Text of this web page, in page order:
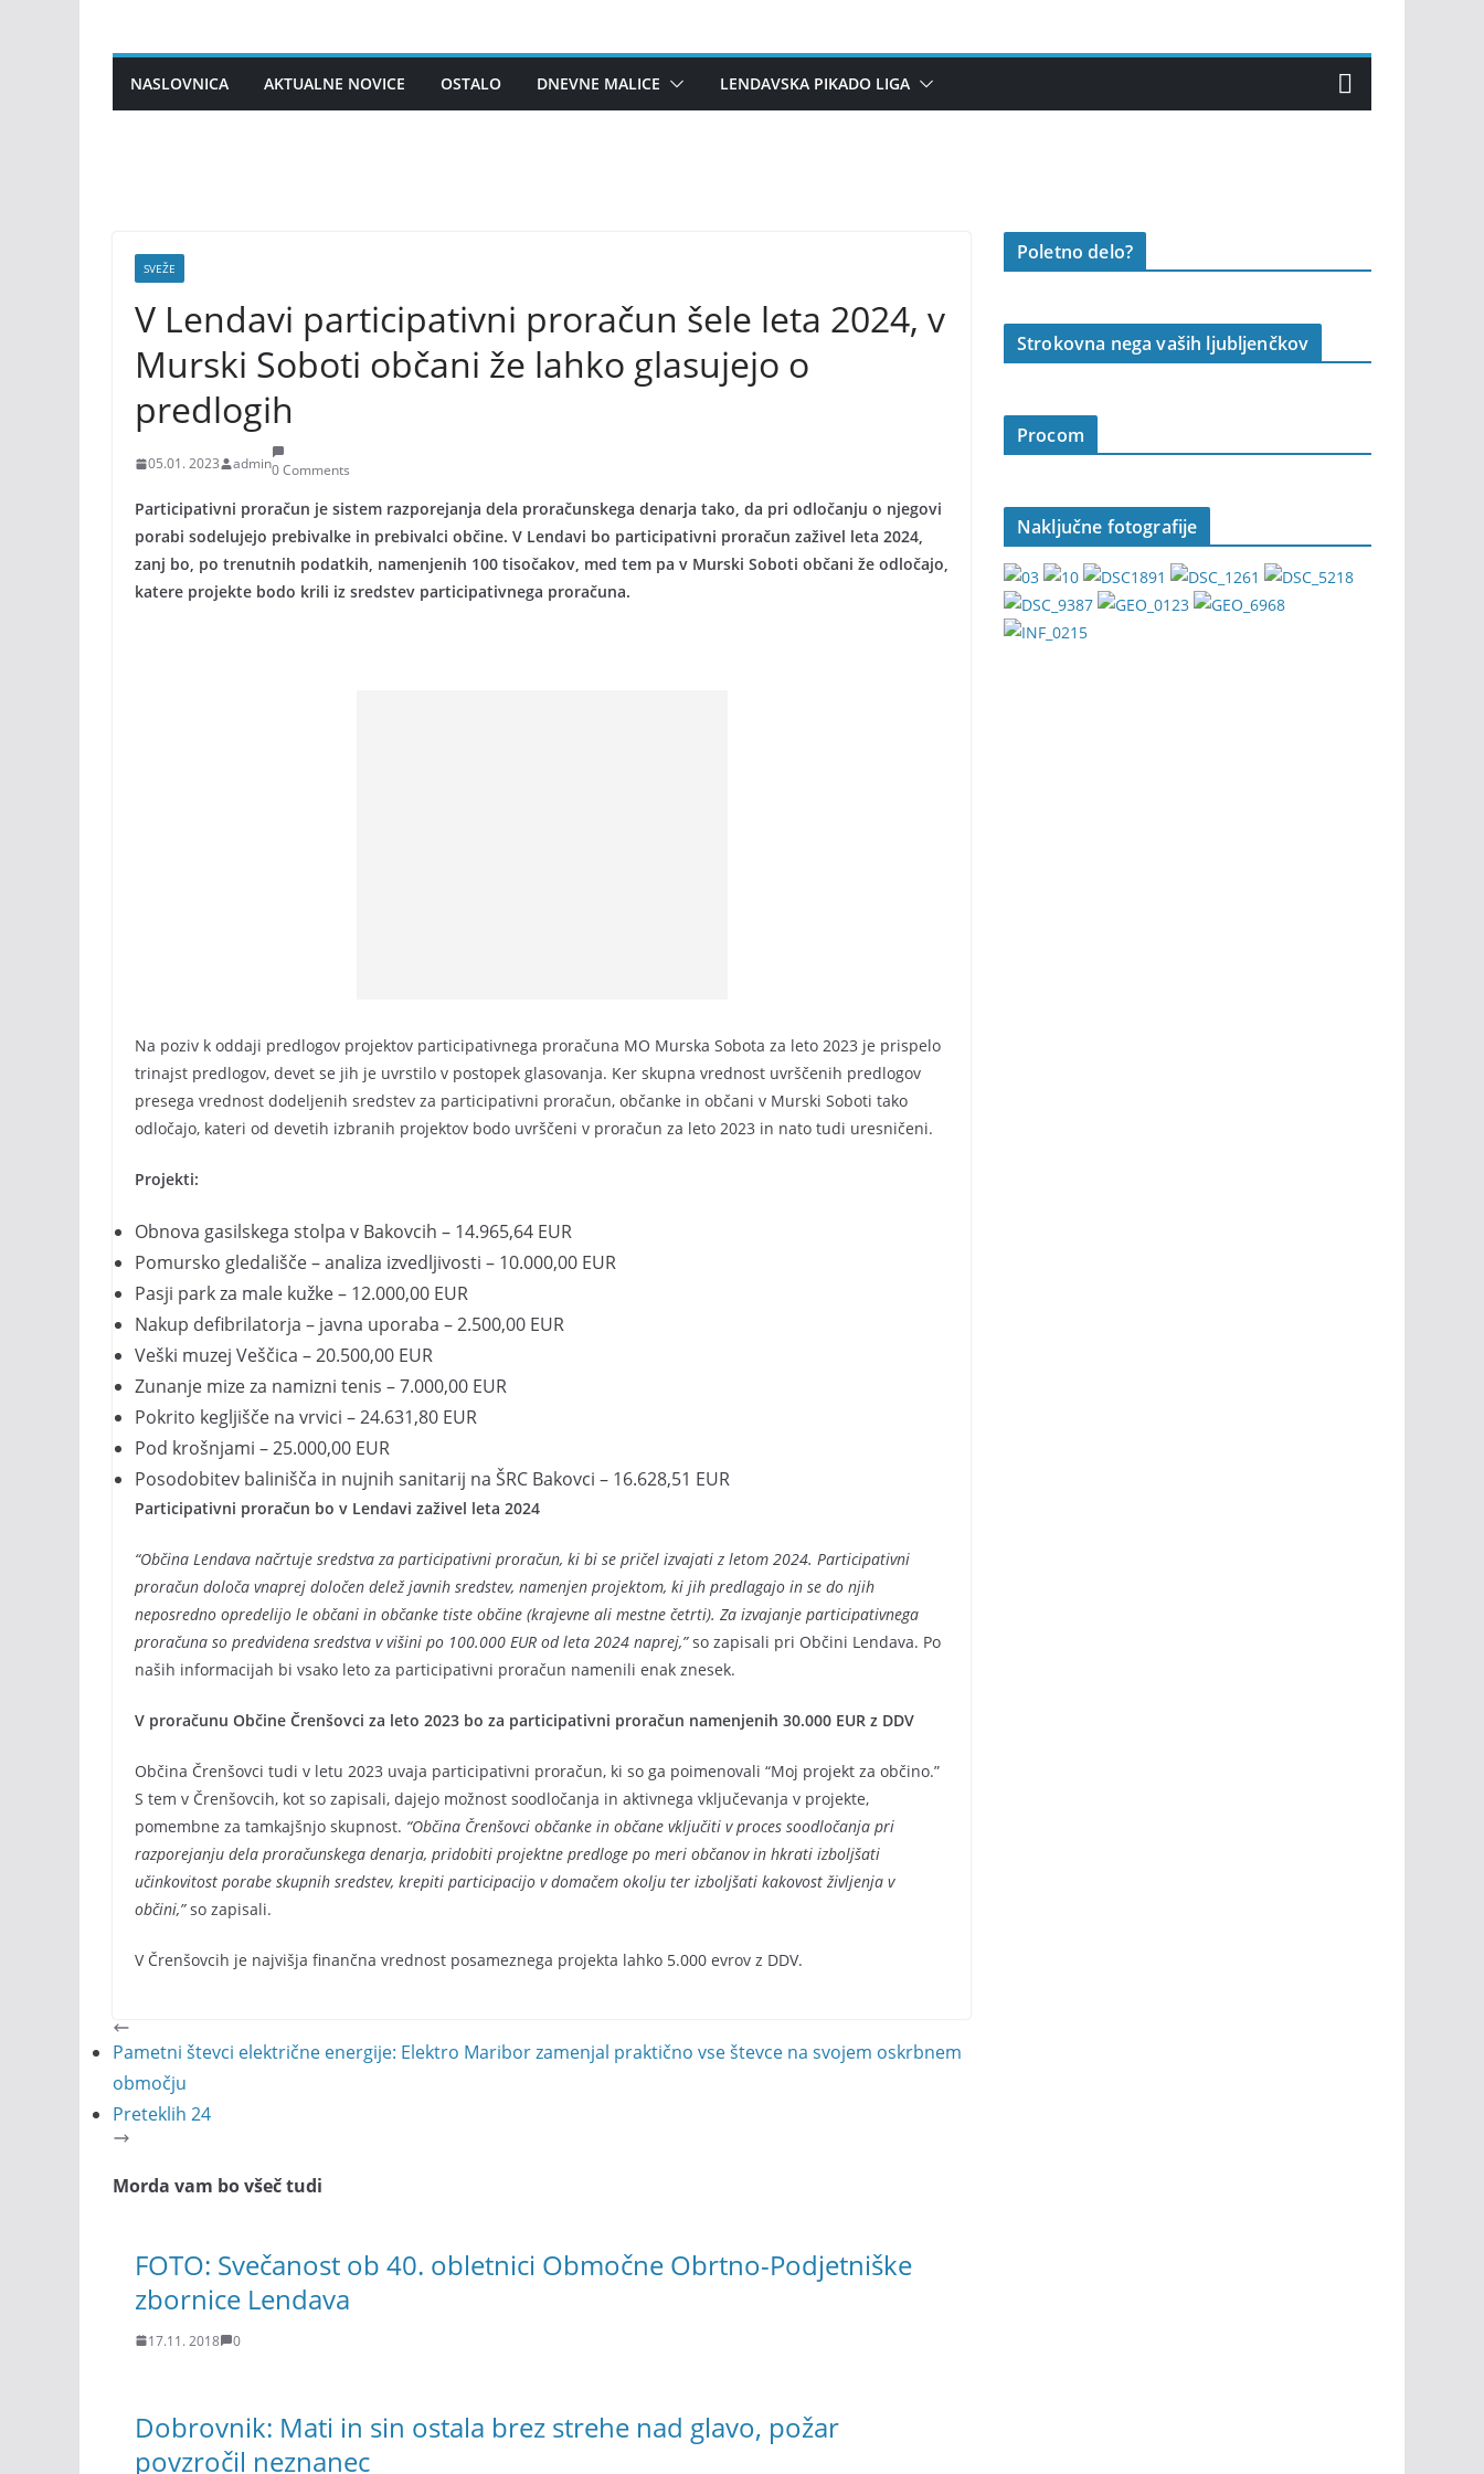
contentNASLOVNICA AKTUALNE NOVICE OSTALO DNEVNE MALICE LENDAVSKA PIKADO LIGA
SVEŽE
V Lendavi participativni proračun šele leta 2024, v
Murski Soboti občani že lahko glasujejo o
predlogih
05.01. 2023 admin0 Comments
Participativni proračun je sistem razporejanja dela proračunskega denarja tako, da pri odločanju o njegovi
porabi sodelujejo prebivalke in prebivalci občine. V Lendavi bo participativni proračun zaživel leta 2024,
zanj bo, po trenutnih podatkih, namenjenih 100 tisočakov, med tem pa v Murski Soboti občani že odločajo,
katere projekte bodo krili iz sredstev participativnega proračuna.
Na poziv k oddaji predlogov projektov participativnega proračuna MO Murska Sobota za leto 2023 je prispelo
trinajst predlogov, devet se jih je uvrstilo v postopek glasovanja. Ker skupna vrednost uvrščenih predlogov
presega vrednost dodeljenih sredstev za participativni proračun, občanke in občani v Murski Soboti tako
odločajo, kateri od devetih izbranih projektov bodo uvrščeni v proračun za leto 2023 in nato tudi uresničeni.
Projekti:
Obnova gasilskega stolpa v Bakovcih – 14.965,64 EUR
Pomursko gledališče – analiza izvedljivosti – 10.000,00 EUR
Pasji park za male kužke – 12.000,00 EUR
Nakup defibrilatorja – javna uporaba – 2.500,00 EUR
Veški muzej Veščica – 20.500,00 EUR
Zunanje mize za namizni tenis – 7.000,00 EUR
Pokrito kegljišče na vrvici – 24.631,80 EUR
Pod krošnjami – 25.000,00 EUR
Posodobitev balinišča in nujnih sanitarij na ŠRC Bakovci – 16.628,51 EUR
Participativni proračun bo v Lendavi zaživel leta 2024
“Občina Lendava načrtuje sredstva za participativni proračun, ki bi se pričel izvajati z letom 2024. Participativni
proračun določa vnaprej določen delež javnih sredstev, namenjen projektom, ki jih predlagajo in se do njih
neposredno opredelijo le občani in občanke tiste občine (krajevne ali mestne četrti). Za izvajanje participativnega
proračuna so predvidena sredstva v višini po 100.000 EUR od leta 2024 naprej,”so zapisali pri Občini Lendava. Po
naših informacijah bi vsako leto za participativni proračun namenili enak znesek.
V proračunu Občine Črenšovci za leto 2023 bo za participativni proračun namenjenih 30.000 EUR z DDV
Občina Črenšovci tudi v letu 2023 uvaja participativni proračun, ki so ga poimenovali “Moj projekt za občino.”
S tem v Črenšovcih, kot so zapisali, dajejo možnost soodločanja in aktivnega vključevanja v projekte,
pomembne za tamkajšnjo skupnost. “Občina Črenšovci občanke in občane vključiti v proces soodločanja pri
razporejanju dela proračunskega denarja, pridobiti projektne predloge po meri občanov in hkrati izboljšati
učinkovitost porabe skupnih sredstev, krepiti participacijo v domačem okolju ter izboljšati kakovost življenja v
občini,”so zapisali.
V Črenšovcih je najvišja finančna vrednost posameznega projekta lahko 5.000 evrov z DDV.
Pametni števci električne energije: Elektro Maribor zamenjal praktično vse števce na svojem oskrbnem
območju
Preteklih 24
Morda vam bo všeč tudi
FOTO: Svečanost ob 40. obletnici Območne Obrtno-Podjetniške
zbornice Lendava
17.11. 2018 0
Dobrovnik: Mati in sin ostala brez strehe nad glavo, požar
povzročil neznanec
Poletno delo?
Strokovna nega vaših ljubljenčkov
Procom
Naključne fotografije